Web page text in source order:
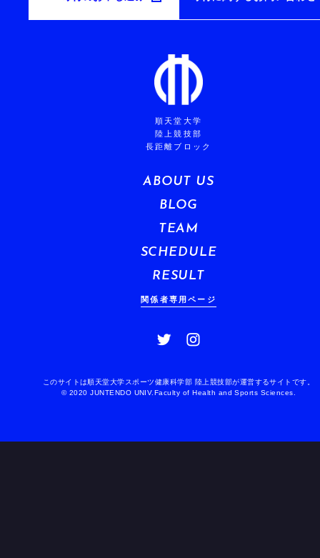
順天堂大学
陸上競技部
長距離ブロック
ABOUT US
BLOG
TEAM
SCHEDULE
RESULT
関係者専用ページ
このサイトは順天堂大学スポーツ健康科学部 陸上競技部が運営するサイトです。
© 2020 JUNTENDO UNIV.Faculty of Health and Sports Sciences.